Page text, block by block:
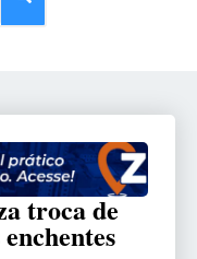
troca de